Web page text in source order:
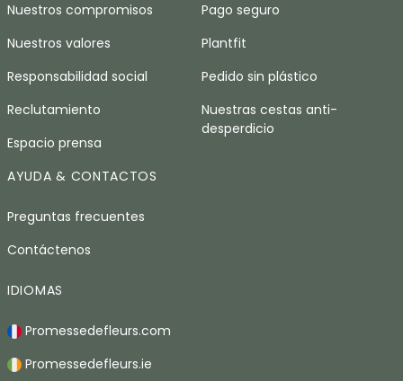
Nuestros compromisos
Nuestros valores
Responsabilidad social
Reclutamiento
Espacio prensa
Pago seguro
Plantfit
Pedido sin plástico
Nuestras cestas anti-
desperdicio
AYUDA & CONTACTOS
Preguntas frecuentes
Contáctenos
IDIOMAS
Promessedefleurs.com
Promessedefleurs.ie